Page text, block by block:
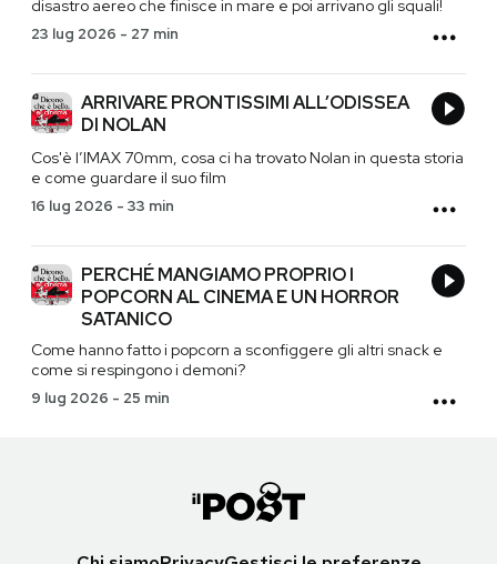
disastro aereo che finisce in mare e poi arrivano gli squali!
23 lug 2026 - 27 min
ARRIVARE PRONTISSIMI ALL’ODISSEA
DI NOLAN
Cos'è l’IMAX 70mm, cosa ci ha trovato Nolan in questa storia
e come guardare il suo film
16 lug 2026 - 33 min
PERCHÉ MANGIAMO PROPRIO I
POPCORN AL CINEMA E UN HORROR
SATANICO
Come hanno fatto i popcorn a sconfiggere gli altri snack e
come si respingono i demoni?
9 lug 2026 - 25 min